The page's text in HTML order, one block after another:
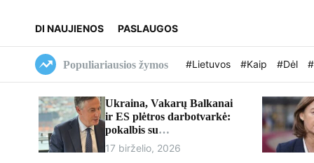
DI NAUJIENOS PASLAUGOS
Populiariausios žymos #Lietuvos #Kaip #Dėl
Ukraina, Vakarų Balkanai
ir ES plėtros darbotvarkė:
pokalbis su
europarlamentaru Davidu
McAllisteriu
17 birželio, 2026